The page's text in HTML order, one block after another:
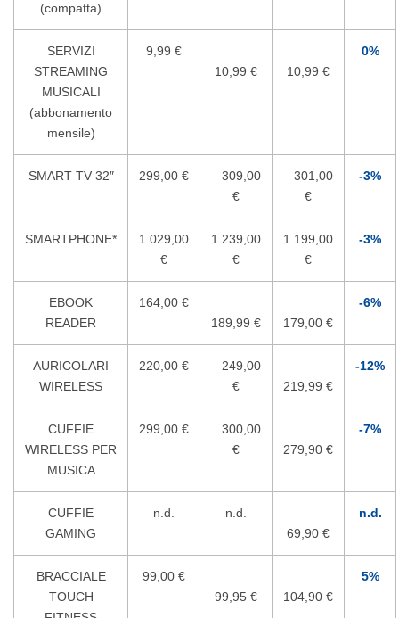
(compatta)
SERVIZI
STREAMING
MUSICALI
(abbonamento
mensile)
9,99 €
10,99 €
10,99 €
0%
SMART TV 32″ 299,00 €
309,00
€
301,00
€
-3%
SMARTPHONE*
1.029,00
€
1.239,00
€
1.199,00
€
-3%
EBOOK
READER
164,00 €
189,99 €
179,00 €
-6%
AURICOLARI
WIRELESS
220,00 €
249,00
€
219,99 €
-12%
CUFFIE
WIRELESS PER
MUSICA
299,00 €
300,00
€
279,90 €
-7%
CUFFIE
GAMING
n.d.
n.d.
69,90 €
n.d.
BRACCIALE
TOUCH
99,00 €
99,95 €
104,90 €
5%